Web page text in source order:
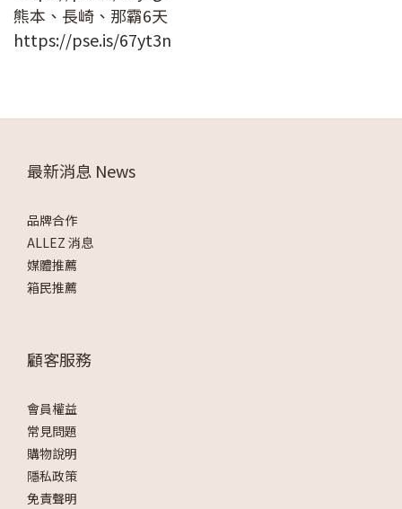
熊本、長崎、那霸6天
https://pse.is/67yt3n
最新消息 News
品牌合作
ALLEZ 消息
媒體推薦
箱民推薦
顧客服務
會員權益
常見問題
購物說明
隱私政策
免責聲明